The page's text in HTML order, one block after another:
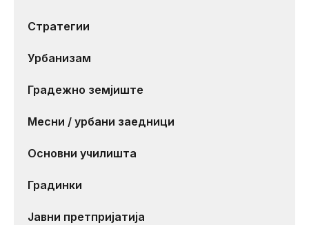
Стратегии
Урбанизам
Градежно земјиште
Месни / урбани заедници
Основни училишта
Градинки
Јавни претпријатија